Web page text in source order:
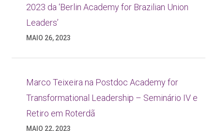
2023 da ‘Berlin Academy for Brazilian Union
Leaders’
MAIO 26, 2023
Marco Teixeira na Postdoc Academy for
Transformational Leadership – Seminário IV e
Retiro em Roterdã
MAIO 22, 2023